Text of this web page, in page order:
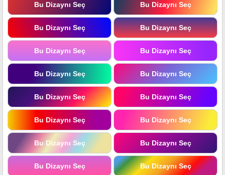
Bu Dizaynı Seç Bu Dizaynı Seç
Bu Dizaynı Seç Bu Dizaynı Seç
Bu Dizaynı Seç Bu Dizaynı Seç
Bu Dizaynı Seç Bu Dizaynı Seç
Bu Dizaynı Seç Bu Dizaynı Seç
Bu Dizaynı Seç Bu Dizaynı Seç
Bu Dizaynı Seç Bu Dizaynı Seç
Bu Dizaynı Seç Bu Dizaynı Seç